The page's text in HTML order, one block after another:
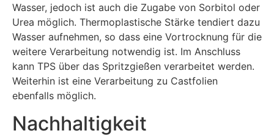
Wasser, jedoch ist auch die Zugabe von Sorbitol oder
Urea möglich. Thermoplastische Stärke tendiert dazu
Wasser aufnehmen, so dass eine Vortrocknung für die
weitere Verarbeitung notwendig ist. Im Anschluss
kann TPS über das Spritzgießen verarbeitet werden.
Weiterhin ist eine Verarbeitung zu Castfolien
ebenfalls möglich.
Nachhaltigkeit